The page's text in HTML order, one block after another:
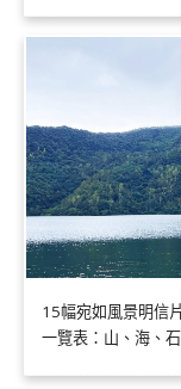
15幅宛如風景明信
一覽表：山、海、